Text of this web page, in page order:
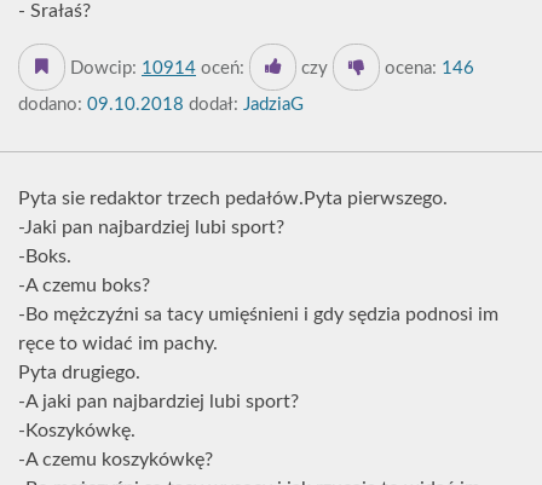
- Srałaś?
Dowcip: 10914 oceń: czy ocena: 146
dodano: 09.10.2018 dodał: JadziaG
Pyta sie redaktor trzech pedałów.Pyta pierwszego.
-Jaki pan najbardziej lubi sport?
-Boks.
-A czemu boks?
-Bo mężczyźni sa tacy umięśnieni i gdy sędzia podnosi im
ręce to widać im pachy.
Pyta drugiego.
-A jaki pan najbardziej lubi sport?
-Koszykówkę.
-A czemu koszykówkę?